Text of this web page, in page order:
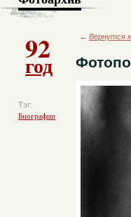
92
год
Тэг:
Биографии
← Вернутся